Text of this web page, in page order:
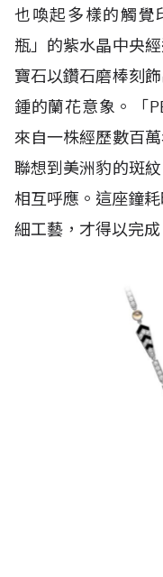
也喚起多樣的觸覺
瓶」的紫水晶中央
寶石以鑽石磨棒刻
鍾的蘭花意象。「
來自一株經歷數百
聯想到美洲豹的斑
相互呼應。這座鐘
細工藝，才得以完成